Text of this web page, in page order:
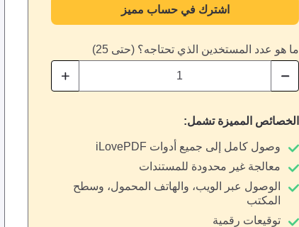
اشترك في حساب مميز
ما هو عدد المستخدين الذي تحتاجه؟ (حتى 25)
الخصائص المميزة تشمل:
وصول كامل إلى جميع أدوات iLovePDF
معالجة غير محدودة للمستندات
الوصول عبر الويب، والهاتف المحمول، وسطح
المكتب
توقيعات رقمية